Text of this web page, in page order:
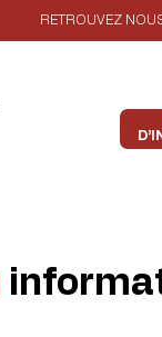
RETROUVEZ